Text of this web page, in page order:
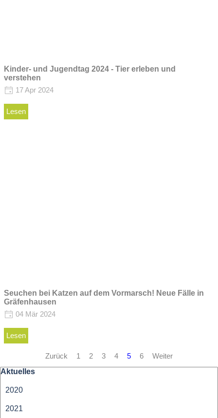
Kinder- und Jugendtag 2024 - Tier erleben und
verstehen
17 Apr 2024
Lesen
Seuchen bei Katzen auf dem Vormarsch! Neue Fälle in
Gräfenhausen
04 Mär 2024
Lesen
Zurück Gehen Sie zu Seite:
1 Gehen Sie zu Seite:
2 Gehen Sie zu Seite:
3 Gehen Sie zu Seite:
4 Aktuelle Seite:
5 Gehen Sie zu Seite:
6
Weiter
Block überspringen Aktuelles
Aktuelles
2020
2021